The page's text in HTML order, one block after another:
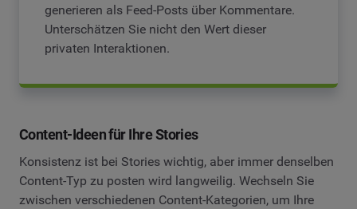
generieren als Feed-Posts über Kommentare.
Unterschätzen Sie nicht den Wert dieser
privaten Interaktionen.
Content-Ideen für Ihre Stories
Konsistenz ist bei Stories wichtig, aber immer denselben
Content-Typ zu posten wird langweilig. Wechseln Sie
zwischen verschiedenen Content-Kategorien, um Ihre